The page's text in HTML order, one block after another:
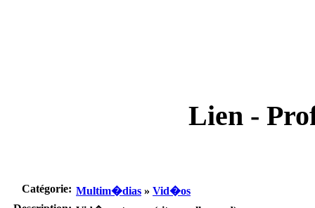
Lien -
Catégorie: Multim�dias » Vid�os